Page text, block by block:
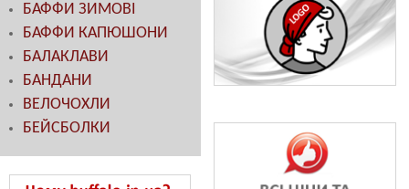
БАФФИ ЗИМОВІ
БАФФИ КАПЮШОНИ
БАЛАКЛАВИ
БАНДАНИ
ВЕЛОЧОХЛИ
БЕЙСБОЛКИ